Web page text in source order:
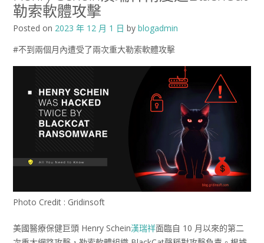
勒索軟體攻擊
Posted on 2023 年 12 月 1 日 by blogadmin
#不到兩個月內遭受了兩次重大勒索軟體攻擊
Photo Credit : Gridinsoft
美國醫療保健巨頭 Henry Schein漢瑞祥面臨自 10 月以來的第二